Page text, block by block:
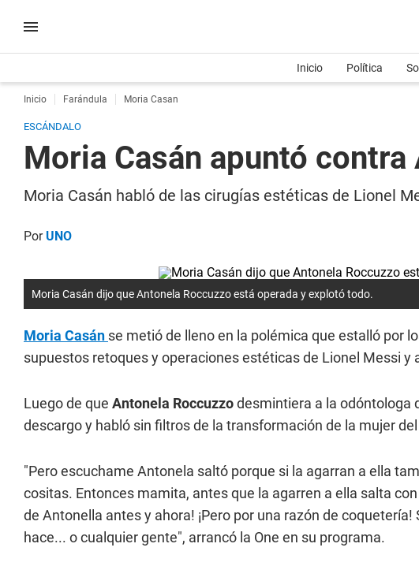
Inicio Política
Inicio Farándula Moria Casan
ESCÁNDALO
Moria Casán apuntó
Moria Casán habló de las cirugías estéticas de Lionel
PorUNO
Moria Casán dijo que Antonela Roccuzzo está operada y explotó todo.
Moria Casán se metió de lleno en la polémica que estalló por
supuestos retoques y operaciones estéticas de Lionel Messi y
Luego de que Antonela Roccuzzodesmintiera a la odóntologa
descargo y habló sin filtros de la transformación de la mujer
"Pero escuchame Antonela saltó porque si la agarran a ella
cositas. Entonces mamita, antes que la agarren a ella salta
de Antonella antes y ahora! ¡Pero por una razón de
hace... o cualquier gente", arrancó la One en su programa.